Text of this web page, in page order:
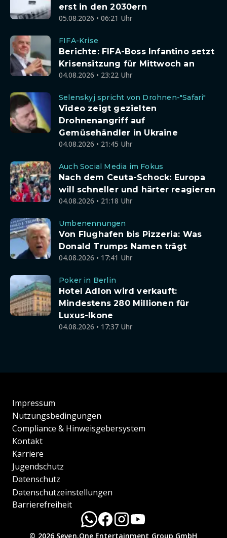
erst in den 2030ern
05.08.2026 • 06:21 Uhr
FIFA-Krise
Berichte: FIFA-Boss Infantino setzt
Krisensitzung für Mittwoch an
04.08.2026 • 23:22 Uhr
Selenskyj spricht von Drohnen-"Safari"
Video zeigt gezielten
Drohnenangriff auf
Gemüsehändler in Ukraine
04.08.2026 • 21:45 Uhr
Auch Social Media im Fokus
Nach dem Ceuta-Schock: Europa
will schneller und härter reagieren
04.08.2026 • 21:18 Uhr
Umbenennungen
Von Flughafen bis Pizzeria: Was
Donald Trumps Namen trägt
04.08.2026 • 17:41 Uhr
Poker in Berlin
Hotel Adlon wird verkauft:
Mindestens 280 Millionen für
Luxus-Ikone
04.08.2026 • 17:37 Uhr
Impressum
Nutzungsbedingungen
Compliance & Hinweisgebersystem
Kontakt
Karriere
Jugendschutz
Datenschutz
Datenschutzeinstellungen
Barrierefreiheit
© 2026 Seven.One Entertainment Group GmbH